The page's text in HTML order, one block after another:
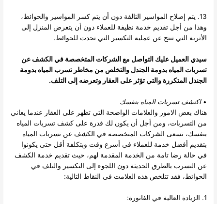
13. يتم إصلاح المواسير التالفة دون أن يتم كسر المواسير والحوائط،
وهذا من أجل تقديم خدمة نظيفة للعملاء دون أن يتعرض المنزل إلى
الأتربة التي تنتج عن عملية التكسير التي تحدث للحوائط.
سيدي العميل عليك التواصل مع الشركات المتخصصة في الكشف عن
تسربات المياه بدومة الجندل والتخلص من مخاطر تسرب المياه بدومة
الجندل المتكررة والتي تؤثر على العقار وتعرضه إلى التلف.
•اكتشف تسربات المياه بنفسك
هناك بعض الامور والعلامات الواضحة التي تظهر على العقار عندما يعاني
من التسربات، ومن أجل أن يكون لك قدرة على كشف تسربات المياه
بنفسك، تسعى الشركات المتخصصة في الكشف عن تسربات المياه
بتقديم أفضل خدمة للعملاء في أسرع وقت وبتكلفة أقل حتى يكونوا
في حالة رضا تامة من الخدمة المقدمة لهم، حيث تقديم خدمة الكشف
عن التسرب بالطرق الحديثة دون اللجوء إلى التكسير والتلف في
الحوائط، فقد تتلخص هذه العلامت في النقاط التالية:
1. الزيادة العالية في الفاتورة: